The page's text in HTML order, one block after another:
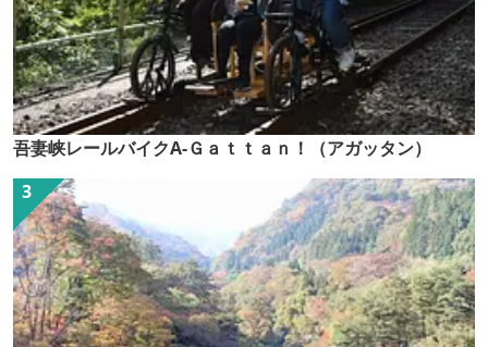
吾妻峡レールバイクA-Ｇａｔｔａｎ！（アガッタン）